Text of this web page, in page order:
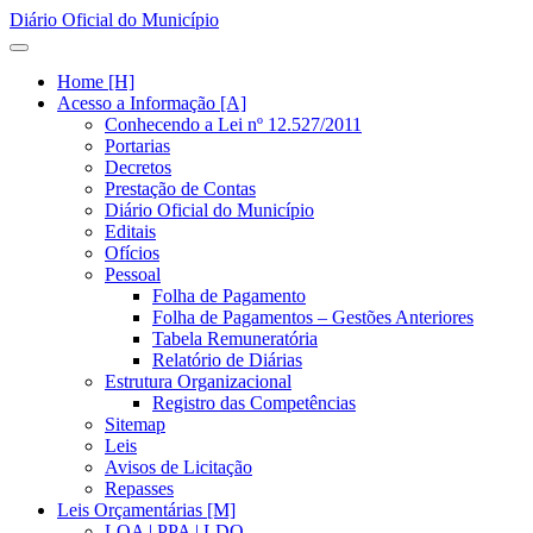
Diário Oficial do Município
Home [H]
Acesso a Informação [A]
Conhecendo a Lei nº 12.527/2011
Portarias
Decretos
Prestação de Contas
Diário Oficial do Município
Editais
Ofícios
Pessoal
Folha de Pagamento
Folha de Pagamentos – Gestões Anteriores
Tabela Remuneratória
Relatório de Diárias
Estrutura Organizacional
Registro das Competências
Sitemap
Leis
Avisos de Licitação
Repasses
Leis Orçamentárias [M]